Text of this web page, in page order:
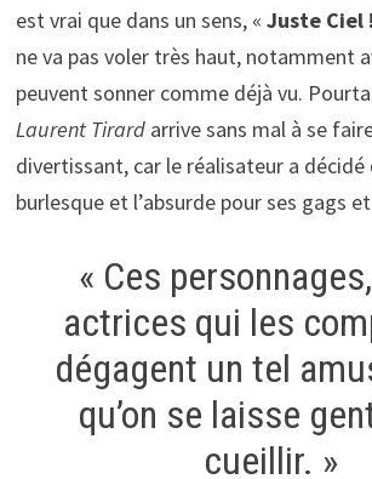
est vrai que dans un sens, « Juste Ciel !
ne va pas voler très haut, notamment
peuvent sonner comme déjà vu.
Laurent Tirardarrive sans mal à se
divertissant, car le réalisateur a décidé
burlesque et l’absurde pour ses gags
« Ces
actrices qui les
dégagent un tel
qu’on se laisse
cueillir. »